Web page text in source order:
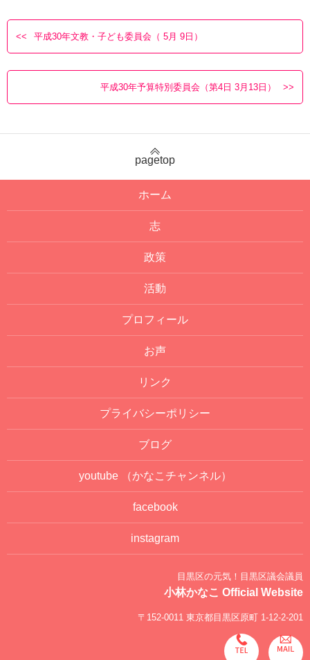
平成30年文教・子ども委員会（ 5月 9日）
平成30年予算特別委員会（第4日 3月13日）
pagetop
ホーム
志
政策
活動
プロフィール
お声
リンク
プライバシーポリシー
ブログ
youtube （かなこチャンネル）
facebook
instagram
目黒区の元気！目黒区議会議員
小林かなこ Official Website
〒152-0011 東京都目黒区原町 1-12-2-201